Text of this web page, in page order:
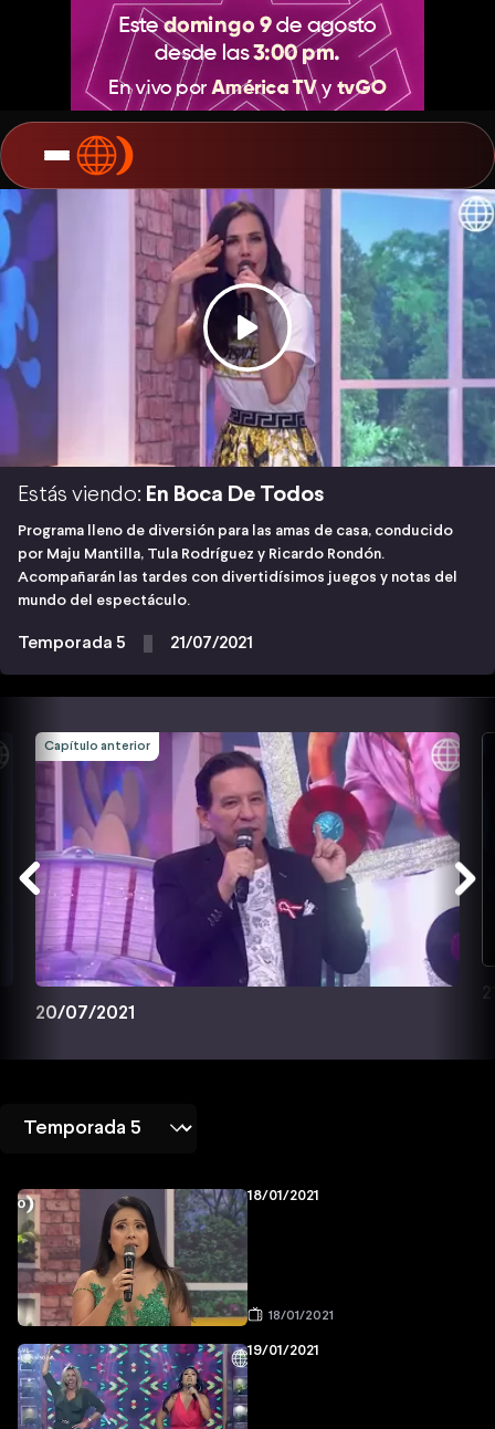
Estás viendo: En Boca De Todos
Programa lleno de diversión para las amas de casa, conducido
por Maju Mantilla, Tula Rodríguez y Ricardo Rondón.
Acompañarán las tardes con divertidísimos juegos y notas del
mundo del espectáculo.
Temporada 5 21/07/2021
Capítulo anterior
20/07/2021
18/01/2021
18/01/2021
19/01/2021